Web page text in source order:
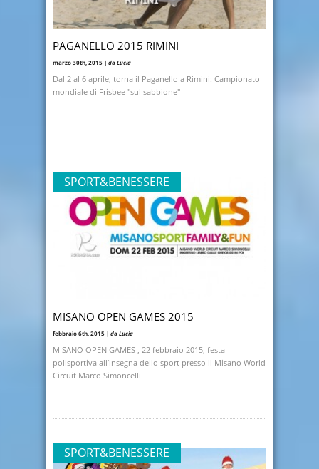
PAGANELLO 2015 RIMINI
marzo 30th, 2015 | da Lucia
Dal 2 al 6 aprile, torna il Paganello a Rimini: Campionato
mondiale di Frisbee "sul sabbione"
SPORT&BENESSERE
MISANO OPEN GAMES 2015
febbraio 6th, 2015 | da Lucia
MISANO OPEN GAMES , 22 febbraio 2015, festa
polisportiva all’insegna dello sport presso il Misano World
Circuit Marco Simoncelli
SPORT&BENESSERE